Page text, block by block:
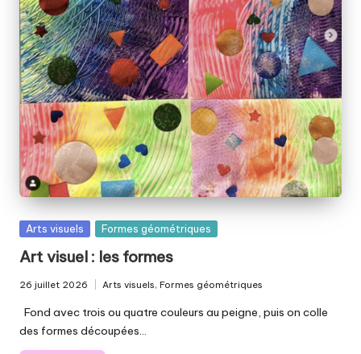
le
p
ai
ll
e
t
é
e
Posted
Arts visuels Formes géométriques
Art visuel : les formes
26 juillet 2026
Posted
Arts visuels,Formes géométriques
Fond avec trois ou quatre couleurs au peigne, puis on colle
des formes découpées…